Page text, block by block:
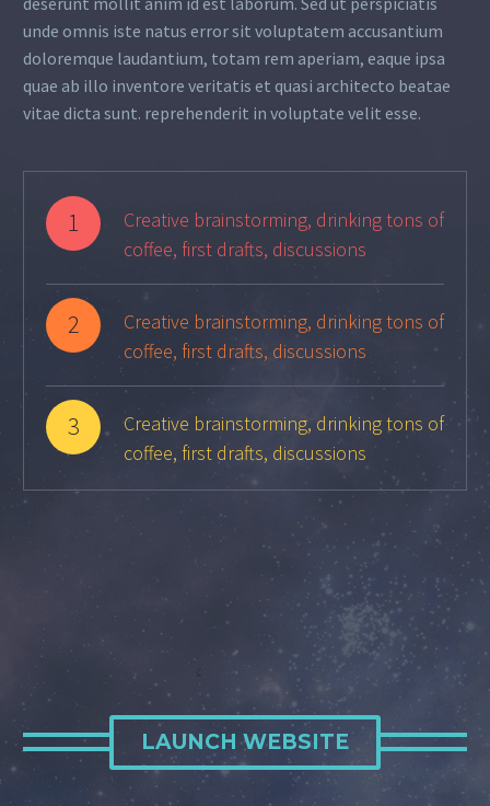
unde omnis iste natus error sit voluptatem accusantium
doloremque laudantium, totam rem aperiam, eaque ipsa
quae ab illo inventore veritatis et quasi architecto beatae
vitae dicta sunt. reprehenderit in voluptate velit esse.
1
Creative brainstorming, drinking tons of
coffee, first drafts, discussions
2
Creative brainstorming, drinking tons of
coffee, first drafts, discussions
3
Creative brainstorming, drinking tons of
coffee, first drafts, discussions
LAUNCH WEBSITE